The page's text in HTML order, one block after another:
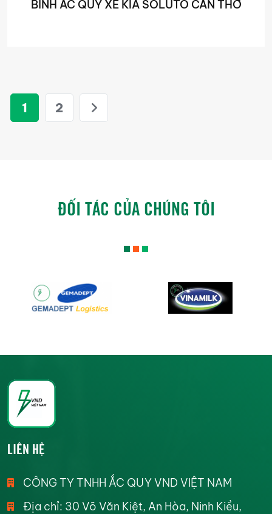
BÌNH ẮC QUY XE KIA SOLUTO CẦN THƠ
1 2
ĐỐI TÁC CỦA CHÚNG TÔI
LIÊN HỆ
CÔNG TY TNHH ẮC QUY VND VIỆT NAM
Địa chỉ: 30 Võ Văn Kiệt, An Hòa, Ninh Kiều,